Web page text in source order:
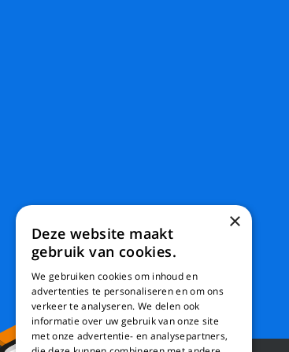
×
Deze website maakt
gebruik van cookies.
We gebruiken cookies om inhoud en
advertenties te personaliseren en om ons
verkeer te analyseren. We delen ook
informatie over uw gebruik van onze site
met onze advertentie- en analysepartners,